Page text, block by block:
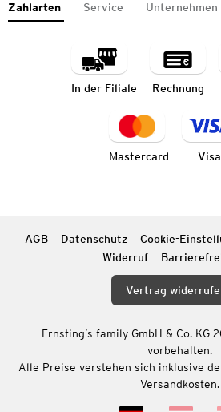
Zahlarten Service Unternehmen
In der Filiale Rechnung
Mastercard Visa
AGB Datenschutz Cookie-
Widerruf
Vertrag
Ernsting’s family GmbH & Co. KG
vorbehalten.
Alle Preise verstehen sich inklusive
Versandkosten.